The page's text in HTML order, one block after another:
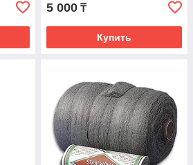
5 000 ₸
Купить